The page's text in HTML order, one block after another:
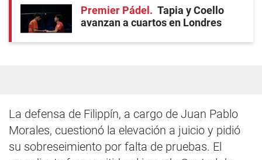
Premier Pádel
Tapia y Coello
avanzan a cuartos en Londres
La defensa de Filippín, a cargo de Juan Pablo
Morales, cuestionó la elevación a juicio y pidió
su sobreseimiento por falta de pruebas. El